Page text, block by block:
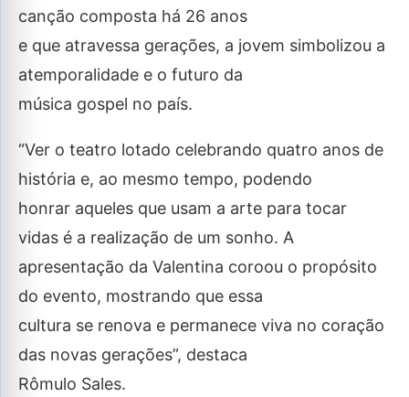
canção composta há 26 anos
e que atravessa gerações, a jovem simbolizou a
atemporalidade e o futuro da
música gospel no país.
“Ver o teatro lotado celebrando quatro anos de
história e, ao mesmo tempo, podendo
honrar aqueles que usam a arte para tocar
vidas é a realização de um sonho. A
apresentação da Valentina coroou o propósito
do evento, mostrando que essa
cultura se renova e permanece viva no coração
das novas gerações”, destaca
Rômulo Sales.